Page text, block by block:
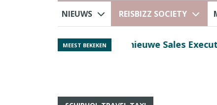
NIEUWS REISBIZZ SOCIETY
MEEST BEKEKEN
Spaans